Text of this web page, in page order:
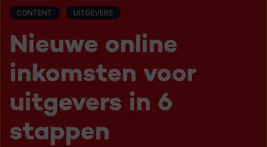
CONTENT UITGEVERS
Nieuwe online
inkomsten voor
uitgevers in 6
stappen